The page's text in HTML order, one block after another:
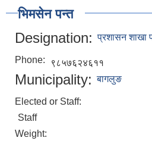
भिमसेन पन्त
Designation: प्रशासन शाखा
Phone: ९८५७६२४६११
Municipality: बागलुङ
Elected or Staff:
Staff
Weight: